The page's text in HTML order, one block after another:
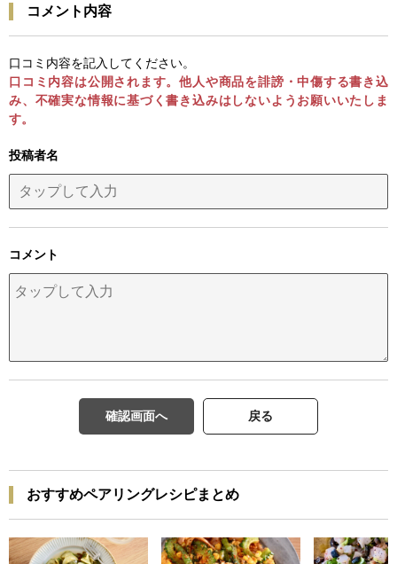
コメント内容
口コミ内容を記入してください。
口コミ内容は公開されます。他人や商品を誹謗・中傷する書き込
み、不確実な情報に基づく書き込みはしないようお願いいたしま
す。
投稿者名
コメント
確認画面へ 戻る
おすすめペアリングレシピまとめ